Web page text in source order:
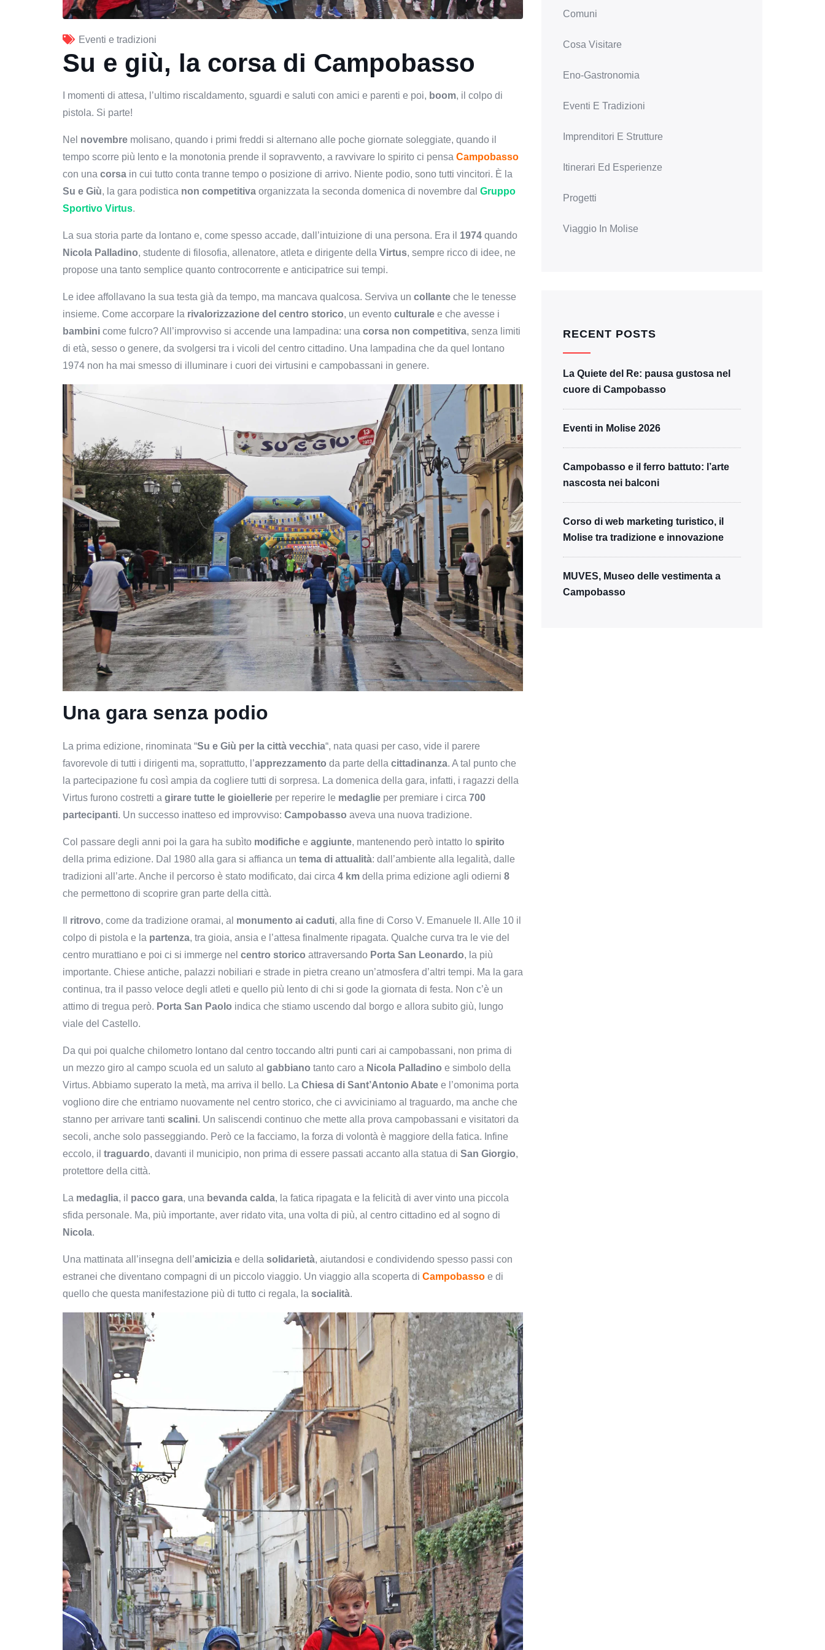
Eventi e tradizioni
Su e giù, la corsa di Campobasso
I momenti di attesa, l’ultimo riscaldamento, sguardi e saluti con amici e parenti e poi, boom, il colpo di
pistola. Si parte!
Nel novembre molisano, quando i primi freddi si alternano alle poche giornate soleggiate, quando il
tempo scorre più lento e la monotonia prende il sopravvento, a ravvivare lo spirito ci pensa Campobasso
con una corsa in cui tutto conta tranne tempo o posizione di arrivo. Niente podio, sono tutti vincitori. È la
Su e Giù, la gara podistica non competitiva organizzata la seconda domenica di novembre dal Gruppo
Sportivo Virtus.
La sua storia parte da lontano e, come spesso accade, dall’intuizione di una persona. Era il 1974 quando
Nicola Palladino, studente di filosofia, allenatore, atleta e dirigente della Virtus, sempre ricco di idee, ne
propose una tanto semplice quanto controcorrente e anticipatrice sui tempi.
Le idee affollavano la sua testa già da tempo, ma mancava qualcosa. Serviva un collante che le tenesse
insieme. Come accorpare la rivalorizzazione del centro storico, un evento culturale e che avesse i
bambini come fulcro? All’improvviso si accende una lampadina: una corsa non competitiva, senza limiti
di età, sesso o genere, da svolgersi tra i vicoli del centro cittadino. Una lampadina che da quel lontano
1974 non ha mai smesso di illuminare i cuori dei virtusini e campobassani in genere.
Una gara senza podio
La prima edizione, rinominata “Su e Giù per la città vecchia“, nata quasi per caso, vide il parere
favorevole di tutti i dirigenti ma, soprattutto, l’apprezzamento da parte della cittadinanza. A tal punto che
la partecipazione fu così ampia da cogliere tutti di sorpresa. La domenica della gara, infatti, i ragazzi della
Virtus furono costretti a girare tutte le gioiellerie per reperire le medaglie per premiare i circa 700
partecipanti. Un successo inatteso ed improvviso: Campobasso aveva una nuova tradizione.
Col passare degli anni poi la gara ha subìto modifiche e aggiunte, mantenendo però intatto lo spirito
della prima edizione. Dal 1980 alla gara si affianca un tema di attualità: dall’ambiente alla legalità, dalle
tradizioni all’arte. Anche il percorso è stato modificato, dai circa 4 km della prima edizione agli odierni 8
che permettono di scoprire gran parte della città.
ritrovo, come da tradizione oramai, al monumento ai caduti, alla fine di Corso V. Emanuele II. Alle 10 il
colpo di pistola e la partenza, tra gioia, ansia e l’attesa finalmente ripagata. Qualche curva tra le vie del
centro murattiano e poi ci si immerge nel centro storico attraversando Porta San Leonardo, la più
importante. Chiese antiche, palazzi nobiliari e strade in pietra creano un’atmosfera d’altri tempi. Ma la gara
continua, tra il passo veloce degli atleti e quello più lento di chi si gode la giornata di festa. Non c’è un
attimo di tregua però. Porta San Paolo indica che stiamo uscendo dal borgo e allora subito giù, lungo
viale del Castello.
Da qui poi qualche chilometro lontano dal centro toccando altri punti cari ai campobassani, non prima di
un mezzo giro al campo scuola ed un saluto al gabbiano tanto caro a Nicola Palladino e simbolo della
Virtus. Abbiamo superato la metà, ma arriva il bello. La Chiesa di Sant’Antonio Abate e l’omonima porta
vogliono dire che entriamo nuovamente nel centro storico, che ci avviciniamo al traguardo, ma anche che
stanno per arrivare tanti scalini. Un saliscendi continuo che mette alla prova campobassani e visitatori da
secoli, anche solo passeggiando. Però ce la facciamo, la forza di volontà è maggiore della fatica. Infine
eccolo, il traguardo, davanti il municipio, non prima di essere passati accanto alla statua di San Giorgio,
protettore della città.
La medaglia, il pacco gara, una bevanda calda, la fatica ripagata e la felicità di aver vinto una piccola
sfida personale. Ma, più importante, aver ridato vita, una volta di più, al centro cittadino ed al sogno di
Nicola.
Una mattinata all’insegna dell’amicizia e della solidarietà, aiutandosi e condividendo spesso passi con
estranei che diventano compagni di un piccolo viaggio. Un viaggio alla scoperta di Campobasso e di
quello che questa manifestazione più di tutto ci regala, la socialità.
Comuni
Cosa Visitare
Eno-Gastronomia
Eventi E Tradizioni
Imprenditori E Strutture
Itinerari Ed Esperienze
Progetti
Viaggio In Molise
RECENT POSTS
La Quiete del Re: pausa gustosa nel
cuore di Campobasso
Eventi in Molise 2026
Campobasso e il ferro battuto: l’arte
nascosta nei balconi
Corso di web marketing turistico, il
Molise tra tradizione e innovazione
MUVES, Museo delle vestimenta a
Campobasso